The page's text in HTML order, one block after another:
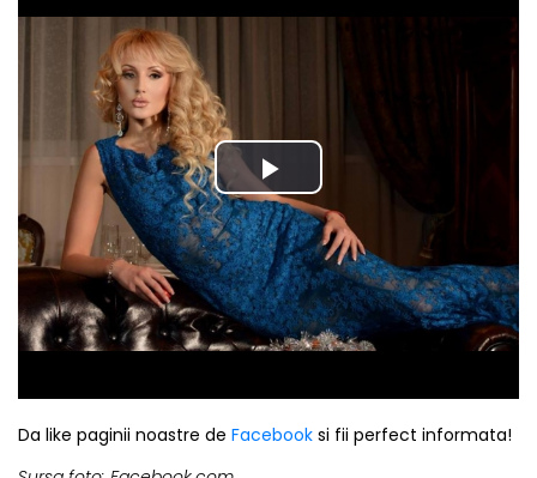
Da like paginii noastre de Facebook si fii perfect informata!